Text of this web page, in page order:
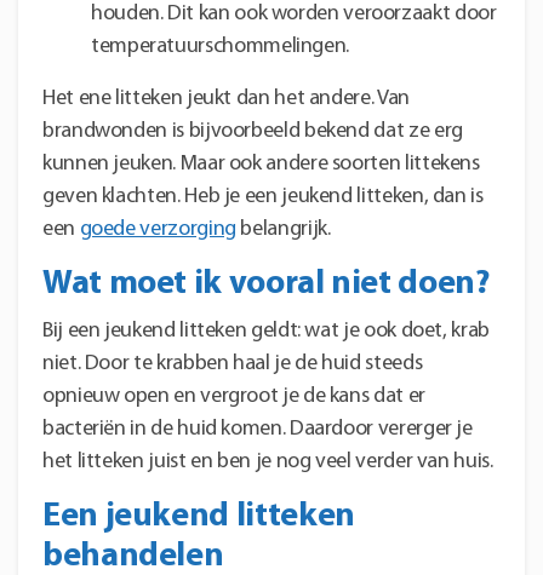
houden. Dit kan ook worden veroorzaakt door
temperatuurschommelingen.
Het ene litteken jeukt dan het andere. Van
brandwonden is bijvoorbeeld bekend dat ze erg
kunnen jeuken. Maar ook andere soorten littekens
geven klachten. Heb je een jeukend litteken, dan is
een goede verzorging belangrijk.
Wat moet ik vooral niet doen?
Bij een jeukend litteken geldt: wat je ook doet, krab
niet. Door te krabben haal je de huid steeds
opnieuw open en vergroot je de kans dat er
bacteriën in de huid komen. Daardoor vererger je
het litteken juist en ben je nog veel verder van huis.
Een jeukend litteken
behandelen